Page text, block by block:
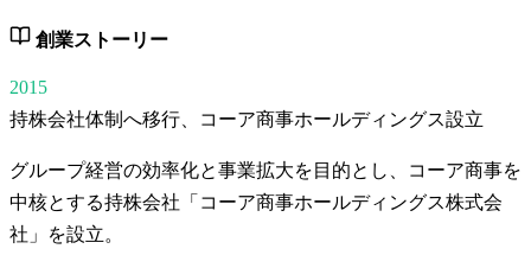
創業ストーリー
2015
持株会社体制へ移行、コーア商事ホールディングス設立
グループ経営の効率化と事業拡大を目的とし、コーア商事を
中核とする持株会社「コーア商事ホールディングス株式会
社」を設立。